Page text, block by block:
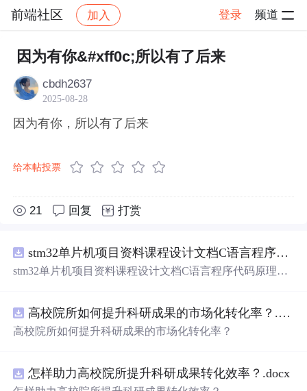
前端社区 加入 登录 频道
社区 前端社区 感慨 帖子详情
因为有你&#xff0c;所以有了后来
cbdh2637
2025-08-28
因为有你，所以有了后来
给本帖投票
21 回复 打赏
stm32单片机项目资料课程设计文档C语言程序代码原理图电路PCB实例悬挂运动控制系统论文资料
stm32单片机项目资料课程设计文档C语言程序代码原理图
高校院所如何提升科研成果的市场化转化率？.docx
高校院所如何提升科研成果的市场化转化率？
怎样助力高校院所提升科研成果转化效率？.docx